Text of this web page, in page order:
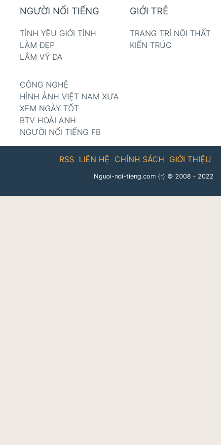
NGƯỜI NỔI TIẾNG
TÌNH YÊU GIỚI TÍNH
LÀM ĐẸP
LÂM VỸ DẠ
GIỚI TRẺ
TRANG TRÍ NỘI THẤT
KIẾN TRÚC
CÔNG NGHỆ
HÌNH ẢNH VIỆT NAM XƯA
XEM NGÀY TỐT
BTV HOÀI ANH
NGƯỜI NỔI TIẾNG FB
GIỚI THIỆU
CHÍNH SÁCH
LIÊN HỆ
RSS
Nguoi-noi-tieng.com (r) © 2008 - 2022